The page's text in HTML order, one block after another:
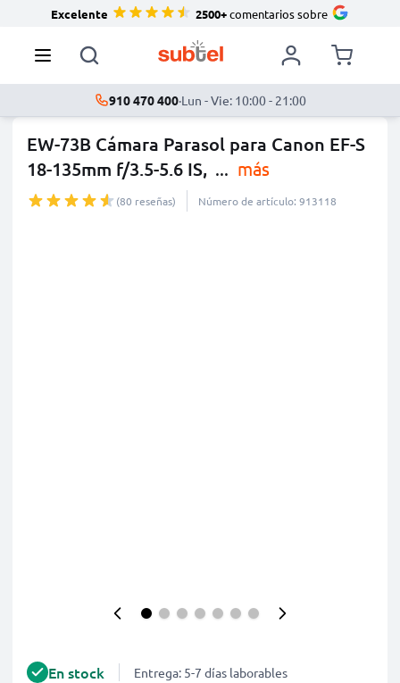
Excelente 2500+comentarios sobre
910 470 400·Lun - Vie: 10:00 - 21:00
EW-73B Cámara Parasol para Canon EF-S
18-135mm f/3.5-5.6 IS, ... más
(80 reseñas) Número de artículo: 913118
En stock Entrega: 5-7 días laborables